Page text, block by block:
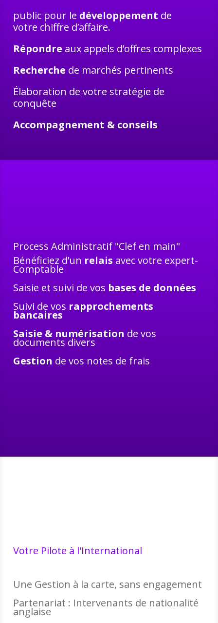
public pour le développement de
votre chiffre d’affaire.​​
Répondre aux appels d’offres complexes
Recherche de marchés pertinents​
Élaboration de votre stratégie de
conquête​
Accompagnement & conseils
Process Administratif "Clef en main"
Bénéficiez d’un relais avec votre expert-
Comptable
Saisie et suivi de vos bases de données
Suivi de vos rapprochements
bancaires
Saisie & numérisation de vos
documents divers
Gestion de vos notes de frais
Votre Pilote à l'International
Une Gestion à la carte, sans engagement
Partenariat : Intervenants de nationalité
anglaise